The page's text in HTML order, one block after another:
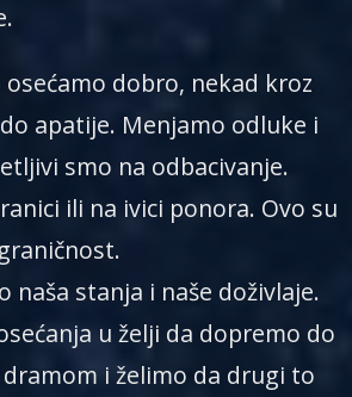
dobro, nekad kroz
apatije. Menjamo odluke i
smo na odbacivanje.
ili na ivici ponora. Ovo su
naša stanja i naše doživlaje.
u želji da dopremo do
i želimo da drugi to